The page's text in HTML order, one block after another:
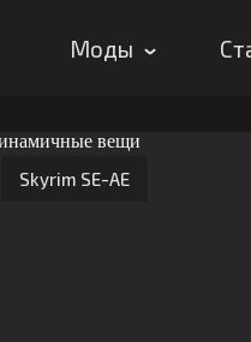
Моды
Skyrim SE-AE